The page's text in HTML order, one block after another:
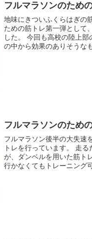
フルマラソンのため
地味にきついふくらはぎの
ための筋トレ第一弾として
した。 今回も高校の陸上
の中から効果のありそうな
フルマラソンのため
フルマラソン後半の大失速
トレを行っています。 走
が、ダンベルを用いた筋ト
行かなくてもトレーニング